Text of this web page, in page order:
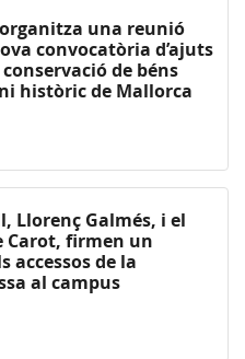
una reunió
convocatòria d’ajuts
de béns
històric de Mallorca
Llorenç Galmés, i el
Carot, firmen un
accessos de la
al campus